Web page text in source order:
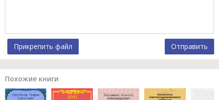
Прикрепить файл Отправить
Похожие книги